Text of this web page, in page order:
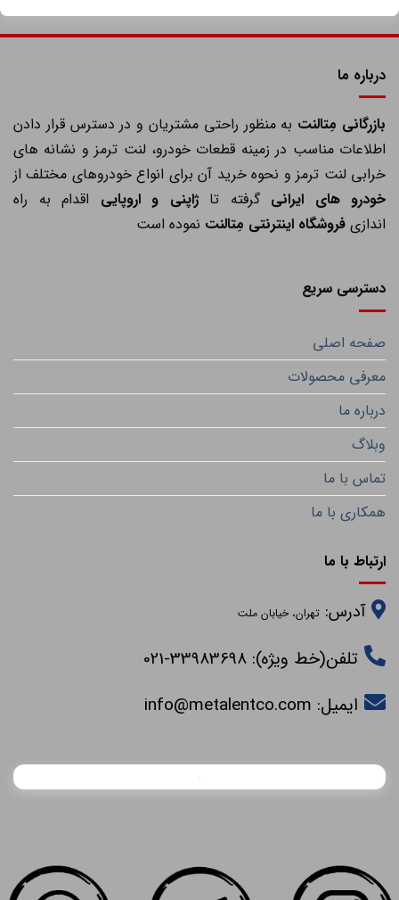
درباره ما
بازرگانی مِتالنتبه منظور راحتی مشتریان و در دسترس قرار دادن
اطلاعات مناسب در زمینه قطعات خودرو، لنت ترمز و نشانه های
خرابی لنت ترمز و نحوه خرید آن برای انواع خودروهای مختلف از
خودرو های ایرانیگرفته تاژاپنی و اروپاییاقدام به راه
اندازیفروشگاه اینترنتی مِتالنتنموده است
دسترسی سریع
صفحه اصلی
معرفی محصولات
درباره ما
وبلاگ
تماس با ما
همکاری با ما
ارتباط با ما
آدرس:تهران، خیابان ملت
تلفن(خط ویژه): 33983698-021
ایمیل:info@metalentco.com